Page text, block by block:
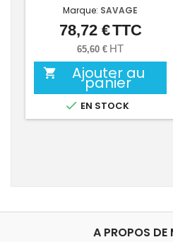
Marque: SAVAGE
Prix
78,72 €TTC
65,60 € HT
 Ajouter au
panier
 EN STOCK
A PROPOS DE